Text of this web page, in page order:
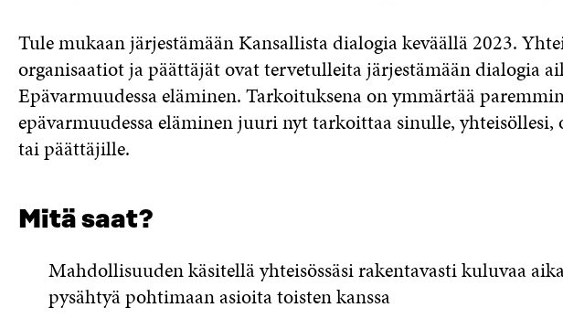
Tule mukaan järjestämään Kansallista dialogia keväällä 2023.
organisaatiot ja päättäjät ovat tervetulleita järjestämään dialogia
Epävarmuudessa eläminen. Tarkoituksena on ymmärtää
epävarmuudessa eläminen juuri nyt tarkoittaa sinulle, yhteisöllesi,
tai päättäjille.
Mitä saat?
Mahdollisuuden käsitellä yhteisössäsi rakentavasti kuluvaa
pysähtyä pohtimaan asioita toisten kanssa